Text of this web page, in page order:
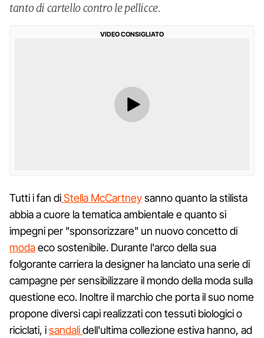
tanto di cartello contro le pellicce.
VIDEO CONSIGLIATO
Tutti i fan diStella McCartneysanno quanto la stilista
abbia a cuore la tematica ambientale e quanto si
impegni per "sponsorizzare" un nuovo concetto di
modaeco sostenibile. Durante l'arco della sua
folgorante carriera la designer ha lanciato una serie di
campagne per sensibilizzare il mondo della moda sulla
questione eco. Inoltre il marchio che porta il suo nome
propone diversi capi realizzati con tessuti biologici o
riciclati, isandalidell'ultima collezione estiva hanno, ad